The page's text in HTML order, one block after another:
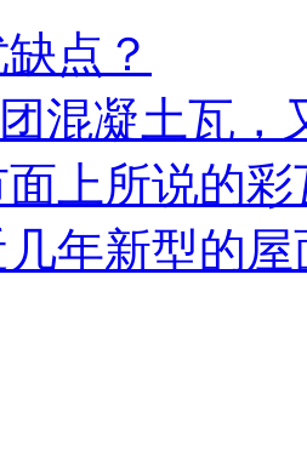
点？
混凝土瓦，
上所说的
年新型的